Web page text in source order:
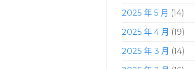
2025 年 5 月 (14)
2025 年 4 月 (19)
2025 年 3 月 (14)